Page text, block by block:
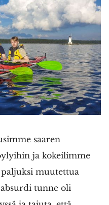
saaren
ja kokeilimme
muutettua
tunne oli